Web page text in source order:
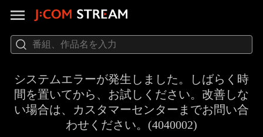
システムエラーが発生しました。しばらく時
間を置いてから、お試しください。改善しな
い場合は、カスタマーセンターまでお問い合
わせください。(4040002)